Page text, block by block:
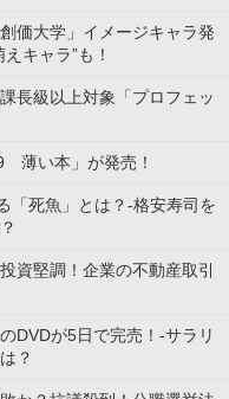
価大学」イメージキャラ発
キャラ”も！
長級以上対象「プロフェッ
薄い本」が発売！
「死魚」とは？-格安寿司を
資堅調！企業の不動産取引
DVDが5日で完売！-サラリ
？